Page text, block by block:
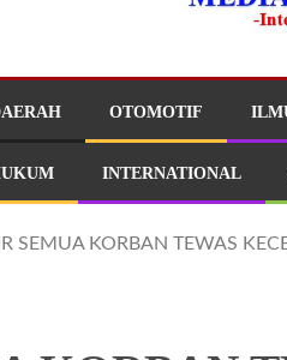
OTOMOTIF
INTERNATIONAL
SEMUA KORBAN TEWAS